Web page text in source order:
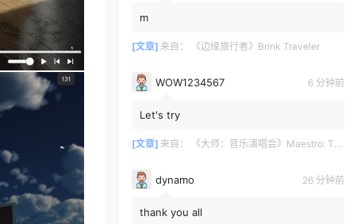
m
[文章] 来自： 《边缘旅行者》Brink Traveler
WOW1234567 6 分钟前
Let's try
[文章] 来自： 《大师：音乐演唱会》Maestro: The Masterclass
dynamo 26 分钟前
thank you all